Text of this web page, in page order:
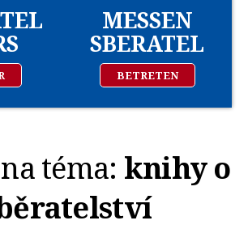
MESSEN
SBERATEL
BETRETEN
téma: knihy o